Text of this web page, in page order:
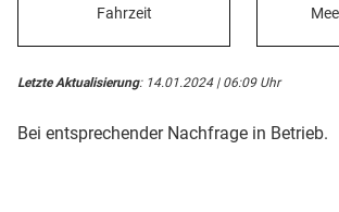
Fahrzeit
Letzte Aktualisierung: 14.01.2024 | 06:09 Uhr
Bei entsprechender Nachfrage in Betrieb.